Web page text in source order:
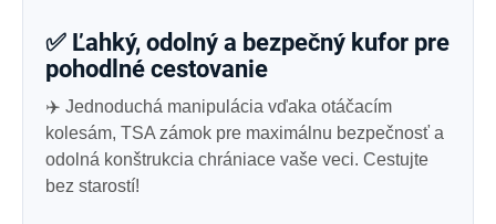
✅ Ľahký, odolný a bezpečný kufor pre
pohodlné cestovanie
✈️ Jednoduchá manipulácia vďaka otáčacím
kolesám, TSA zámok pre maximálnu bezpečnosť a
odolná konštrukcia chrániace vaše veci. Cestujte
bez starostí!